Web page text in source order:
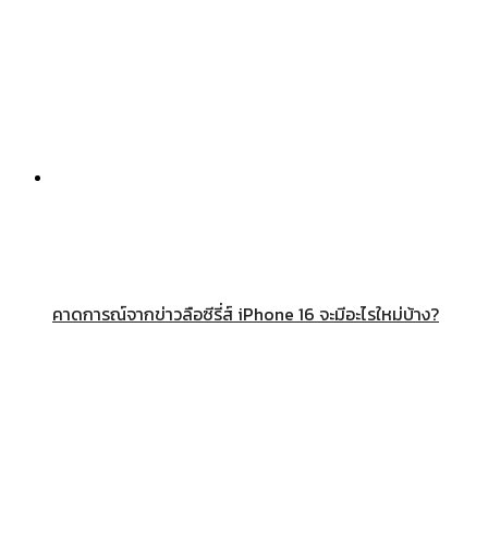
คาดการณ์จากข่าวลือซีรี่ส์ iPhone 16 จะมีอะไรใหม่บ้าง?